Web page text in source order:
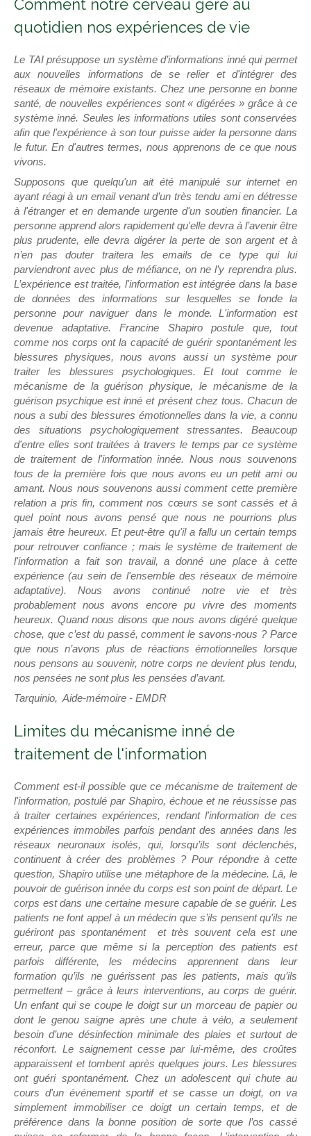
Comment notre cerveau gère au
quotidien nos expériences de vie
Le TAI présuppose un système d’informations inné qui permet
aux nouvelles informations de se relier et d'intégrer des
réseaux de mémoire existants. Chez une personne en bonne
santé, de nouvelles expériences sont « digérées » grâce à ce
système inné. Seules les informations utiles sont conservées
afin que l'expérience à son tour puisse aider la personne dans
le futur. En d'autres termes, nous apprenons de ce que nous
vivons.
Supposons que quelqu'un ait été manipulé sur internet en
ayant réagi à un email venant d’un très tendu ami en détresse
à l'étranger et en demande urgente d'un soutien financier. La
personne apprend alors rapidement qu'elle devra à l’avenir être
plus prudente, elle devra digérer la perte de son argent et à
n’en pas douter traitera les emails de ce type qui lui
parviendront avec plus de méfiance, on ne l’y reprendra plus.
L’expérience est traitée, l'information est intégrée dans la base
de données des informations sur lesquelles se fonde la
personne pour naviguer dans le monde. L'information est
devenue adaptative. Francine Shapiro postule que, tout
comme nos corps ont la capacité de guérir spontanément les
blessures physiques, nous avons aussi un système pour
traiter les blessures psychologiques. Et tout comme le
mécanisme de la guérison physique, le mécanisme de la
guérison psychique est inné et présent chez tous. Chacun de
nous a subi des blessures émotionnelles dans la vie, a connu
des situations psychologiquement stressantes. Beaucoup
d'entre elles sont traitées à travers le temps par ce système
de traitement de l'information innée. Nous nous souvenons
tous de la première fois que nous avons eu un petit ami ou
amant. Nous nous souvenons aussi comment cette première
relation a pris fin, comment nos cœurs se sont cassés et à
quel point nous avons pensé que nous ne pourrions plus
jamais être heureux. Et peut-être qu'il a fallu un certain temps
pour retrouver confiance ; mais le système de traitement de
l'information a fait son travail, a donné une place à cette
expérience (au sein de l'ensemble des réseaux de mémoire
adaptative). Nous avons continué notre vie et très
probablement nous avons encore pu vivre des moments
heureux. Quand nous disons que nous avons digéré quelque
chose, que c’est du passé, comment le savons-nous ? Parce
que nous n’avons plus de réactions émotionnelles lorsque
nous pensons au souvenir, notre corps ne devient plus tendu,
nos pensées ne sont plus les pensées d’avant.
Tarquinio, Aide-mémoire - EMDR
Limites du mécanisme inné de
traitement de l'information
Comment est-il possible que ce mécanisme de traitement de
l'information, postulé par Shapiro, échoue et ne réussisse pas
à traiter certaines expériences, rendant l'information de ces
expériences immobiles parfois pendant des années dans les
réseaux neuronaux isolés, qui, lorsqu’ils sont déclenchés,
continuent à créer des problèmes ? Pour répondre à cette
question, Shapiro utilise une métaphore de la médecine. Là, le
pouvoir de guérison innée du corps est son point de départ. Le
corps est dans une certaine mesure capable de se guérir. Les
patients ne font appel à un médecin que s’ils pensent qu'ils ne
guériront pas spontanément et très souvent cela est une
erreur, parce que même si la perception des patients est
parfois différente, les médecins apprennent dans leur
formation qu’ils ne guérissent pas les patients, mais qu’ils
permettent – grâce à leurs interventions, au corps de guérir.
Un enfant qui se coupe le doigt sur un morceau de papier ou
dont le genou saigne après une chute à vélo, a seulement
besoin d’une désinfection minimale des plaies et surtout de
réconfort. Le saignement cesse par lui-même, des croûtes
apparaissent et tombent après quelques jours. Les blessures
ont guéri spontanément. Chez un adolescent qui chute au
cours d'un événement sportif et se casse un doigt, on va
simplement immobiliser ce doigt un certain temps, et de
préférence dans la bonne position de sorte que l’os cassé